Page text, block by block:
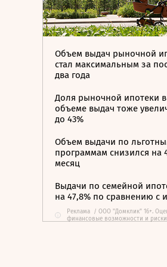
Объем выдач рыночной
стал максимальным за
два года
Доля рыночной ипотеки
объеме выдач тоже
до 43%
Объем выдачи по
программам снизился на
месяц
Выдачи по семейной
на 47,8% по сравнению с
Реклама / ООО "Домклик" 16+.
финансовые возможности и риски